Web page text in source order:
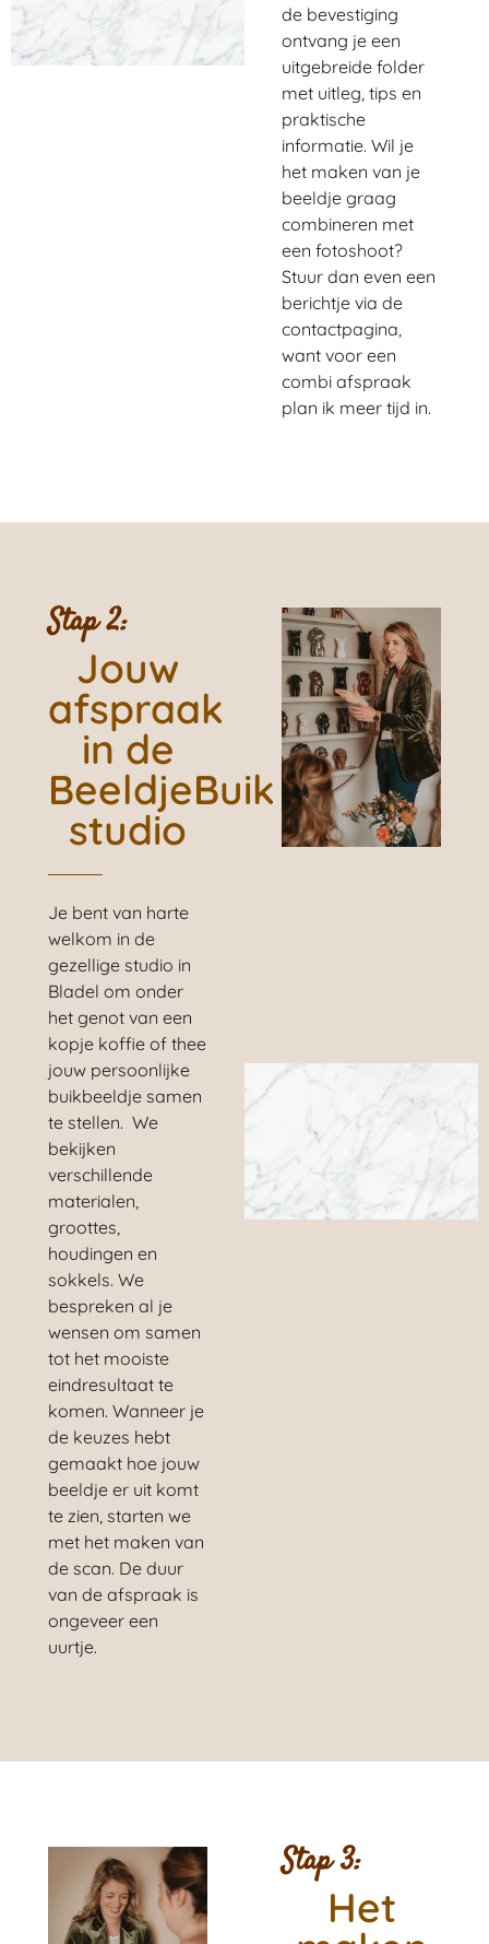
de bevestiging
ontvang je een
uitgebreide folder
met uitleg, tips en
praktische
informatie. Wil je
het maken van je
beeldje graag
combineren met
een fotoshoot?
Stuur dan even een
berichtje via de
contactpagina,
want voor een
combi afspraak
plan ik meer tijd in.
Stap 2:
Jouw
afspraak
in de
BeeldjeBuik
studio
Je bent van harte
welkom in de
gezellige studio in
Bladel om onder
het genot van een
kopje koffie of thee
jouw persoonlijke
buikbeeldje samen
te stellen. We
bekijken
verschillende
materialen,
groottes,
houdingen en
sokkels. We
bespreken al je
wensen om samen
tot het mooiste
eindresultaat te
komen. Wanneer je
de keuzes hebt
gemaakt hoe jouw
beeldje er uit komt
te zien, starten we
met het maken van
de scan. De duur
van de afspraak is
ongeveer een
uurtje.
Stap 3:
Het